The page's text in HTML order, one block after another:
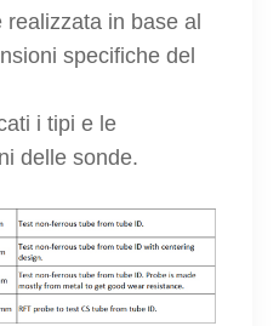
realizzata in base al
specifiche del
i tipi e le
delle sonde.